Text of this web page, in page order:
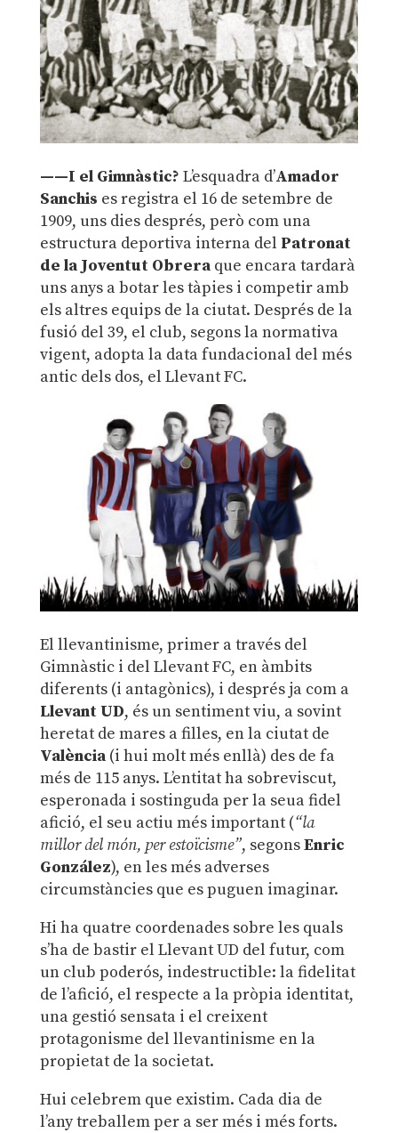
——I el Gimnàstic? L’esquadra d’Amador
Sanchis es registra el 16 de setembre de
1909, uns dies després, però com una
estructura deportiva interna del Patronat
de la Joventut Obreraque encara tardarà
uns anys a botar les tàpies i competir amb
els altres equips de la ciutat. Després de la
fusió del 39, el club, segons la normativa
vigent, adopta la data fundacional del més
antic dels dos, el Llevant FC.
El llevantinisme, primer a través del
Gimnàstic i del Llevant FC, en àmbits
diferents (i antagònics), i després ja com a
Llevant UD, és un sentiment viu, a sovint
heretat de mares a filles, en la ciutat de
València(i hui molt més enllà) des de fa
més de 115 anys. L’entitat ha sobreviscut,
esperonada i sostinguda per la seua fidel
afició, el seu actiu més important (“la
millor del món, per estoïcisme”, segonsEnric
González), en les més adverses
circumstàncies que es puguen imaginar.
Hi ha quatre coordenades sobre les quals
s’ha de bastir el Llevant UD del futur, com
un club poderós, indestructible: la fidelitat
de l’afició, el respecte a la pròpia identitat,
una gestió sensata i el creixent
protagonisme del llevantinisme en la
propietat de la societat.
Hui celebrem que existim. Cada dia de
l’any treballem per a ser més i més forts.